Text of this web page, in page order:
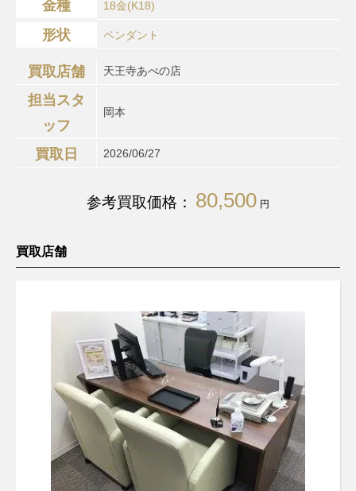
金種 18金(K18)
形状 ペンダント
買取店舗 天王寺あべの店
担当スタ
ッフ
岡本
買取日 2026/06/27
参考買取価格： 80,500 円
買取店舗